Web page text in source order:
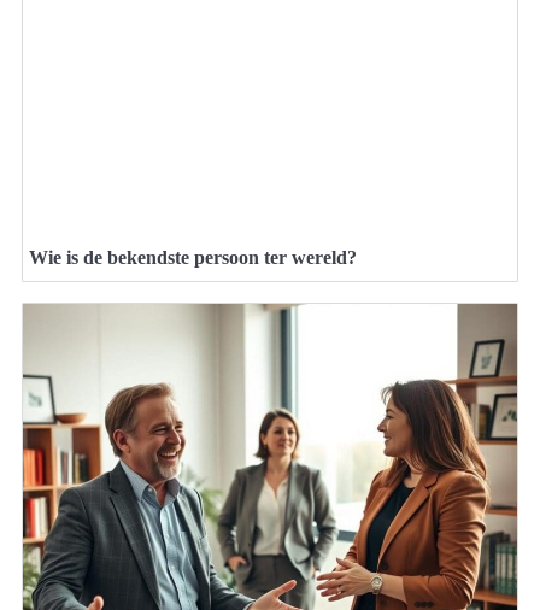
Wie is de bekendste persoon ter wereld?